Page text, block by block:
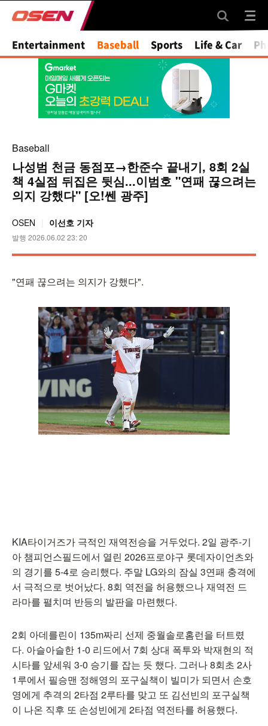
Entertainment Baseball Sports Life & Car
Baseball
나성범 천금 동점포→한준수 끝내기, 8회 2실
책 4실점 뒤집은 뒷심...이범호 "연패 끊으려는
의지 강했다" [오!쎈 광주]
OSEN 이선호 기자
발행 2026.06.02 23: 20
"연패 끊으려는 의지가 강했다".
KIA타이거즈가 극적인 재역전승을 거두었다. 2일 광주-기
아 챔피언스필드에서 열린 2026프로야구 롯데자이언츠와
의 경기를 5-4로 승리했다. 주말 LG와의 잠실 3연패 충격에
서 극적으로 벗어났다. 8회 역전을 허용했으나 재역전 드
라마를 펼치며 반등의 발판을 마련했다.
2회 아데를린이 135m짜리 선제 중월솔로홈런을 터트렸
다. 아슬아슬한 1-0 리드에서 7회 상대 폭투와 박재현의 적
시타를 앞세워 3-0 승기를 잡는 듯 했다. 그러나 8회초 2사
1루에서 필승맨 정해영의 포구실책이 빌미가 되면서 손호
영에게 추격의 2타점 2루타를 맞고 또 김선빈의 포구실책
이 나온 직후 또 손성빈에게 2타점 역전타를 허용했다.